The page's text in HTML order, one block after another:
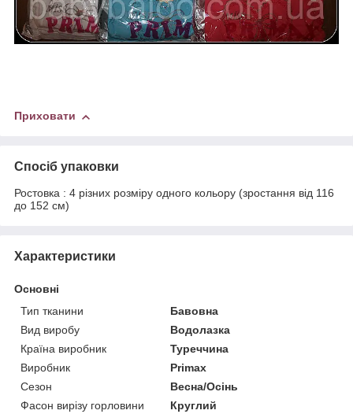
Приховати
Спосіб упаковки
Ростовка : 4 різних розміру одного кольору (зростання від 116
до 152 см)
Характеристики
Основні
Тип тканини
Бавовна
Вид виробу
Водолазка
Країна виробник
Туреччина
Виробник
Primax
Сезон
Весна/Осінь
Фасон вирізу горловини
Круглий